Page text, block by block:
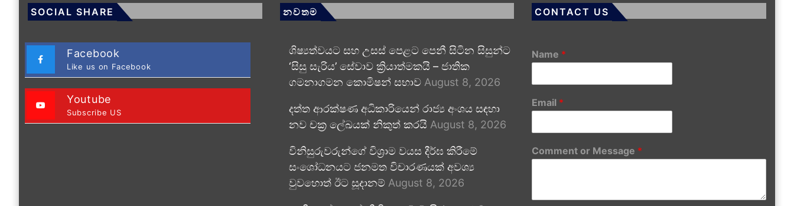
SOCIAL SHARE
Facebook
Like us on Facebook
Youtube
Subscribe US
නවතම
ශිෂ්‍යත්වයට සහ උසස් පෙළට පෙනී සිටින සිසුන්ට
‘සිසු සැරිය’ සේවාව ක්‍රියාත්මකයි – ජාතික
ගමනාගමන කොමිෂන් සභාව August 8, 2026
දත්ත ආරක්ෂණ අධිකාරියෙන් රාජ්‍ය අංශය සඳහා
නව චක්‍ර ලේඛයක් නිකුත් කරයි August 8, 2026
විනිසුරුවරුන්ගේ විශ්‍රාම වයස දීර්ඝ කිරීමේ
සංශෝධනයට ජනමත විචාරණයක් අවශ්‍ය
වුවහොත් ඊට සූදානම් August 8, 2026
CONTACT US
Name *
Email *
Comment or Message *